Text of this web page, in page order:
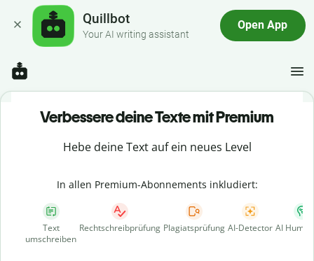
Quillbot
Your AI writing assistant
Open App
Verbessere deine Texte mit Premium
Hebe deine Text auf ein neues Level
In allen Premium-Abonnements inkludiert:
Text
umschreiben
Rechtschreibprüfung Plagiatsprüfung AI-Detector AI